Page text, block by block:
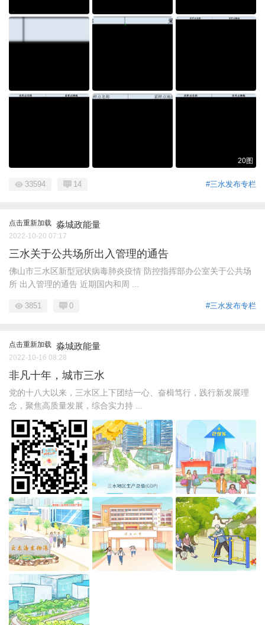
20图
#三水发布专栏
33594 14
点击重新加载 淼城政能量
2022-10-20 07:17
三水关于公共场所出入管理的通告
佛山市三水区新型冠状病毒肺炎疫情 防控指挥部办公室关于公共场
所 出入管理的通告 近期国内和周 ...
#三水发布专栏
3851 0
点击重新加载 淼城政能量
2022-10-16 08:28
非凡十年，城市三水
党的十八大以来，三水区上下团结一心、奋楫笃行，践行新发展理
念，聚焦高质量发展，综合实力持 ...